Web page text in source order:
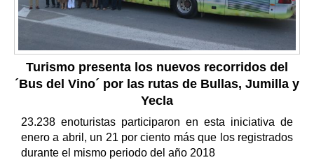
Turismo presenta los nuevos recorridos del
´Bus del Vino´ por las rutas de Bullas, Jumilla y
Yecla
23.238 enoturistas participaron en esta iniciativa de
enero a abril, un 21 por ciento más que los registrados
durante el mismo periodo del año 2018